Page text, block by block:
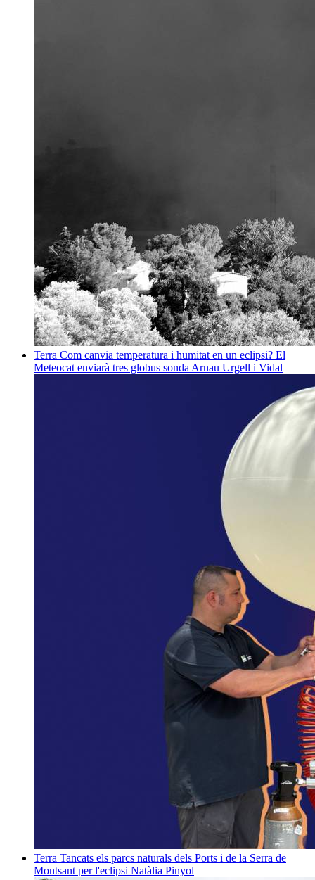
Terra Com canvia temperatura i humitat en un eclipsi? El
Meteocat enviarà tres globus sonda Arnau Urgell i Vidal
Terra Tancats els parcs naturals dels Ports i de la Serra de
Montsant per l'eclipsi Natàlia Pinyol